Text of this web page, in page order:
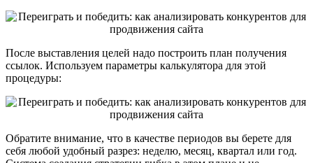
После выставления целей надо построить план получения
ссылок. Используем параметры калькулятора для этой
процедуры:
Обратите внимание, что в качестве периодов вы берете для
себя любой удобный разрез: неделю, месяц, квартал или год.